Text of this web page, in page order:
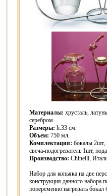
Материалы: хрусталь,
серебром.
Размеры: h.33 см.
Объем: 750 мл.
Комплектация: бокалы 2шт,
свеча-подогреватель 1шт,
Производство: Chinelli,
Набор для коньяка на две
конструкция данного набора
попеременно нагревать